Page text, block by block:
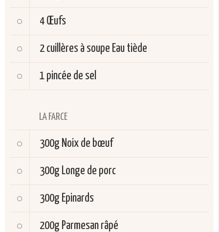
4 Œufs
2 cuillères à soupe Eau tiède
1 pincée de sel
LA FARCE
300g Noix de bœuf
300g Longe de porc
300g Epinards
200g Parmesan râpé